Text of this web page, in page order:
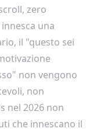
zero
una
il "questo sei
non vengono
non
nel 2026 non
che innescano il